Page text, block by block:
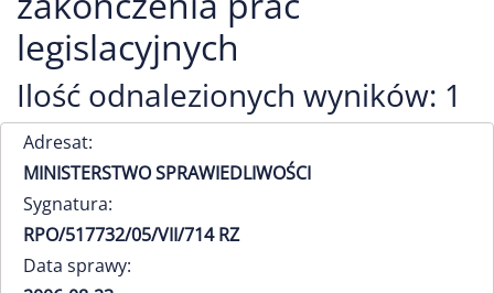
legislacyjnych
Ilość odnalezionych wyników: 1
Adresat:
MINISTERSTWO SPRAWIEDLIWOŚCI
Sygnatura:
RPO/517732/05/VII/714 RZ
Data sprawy: